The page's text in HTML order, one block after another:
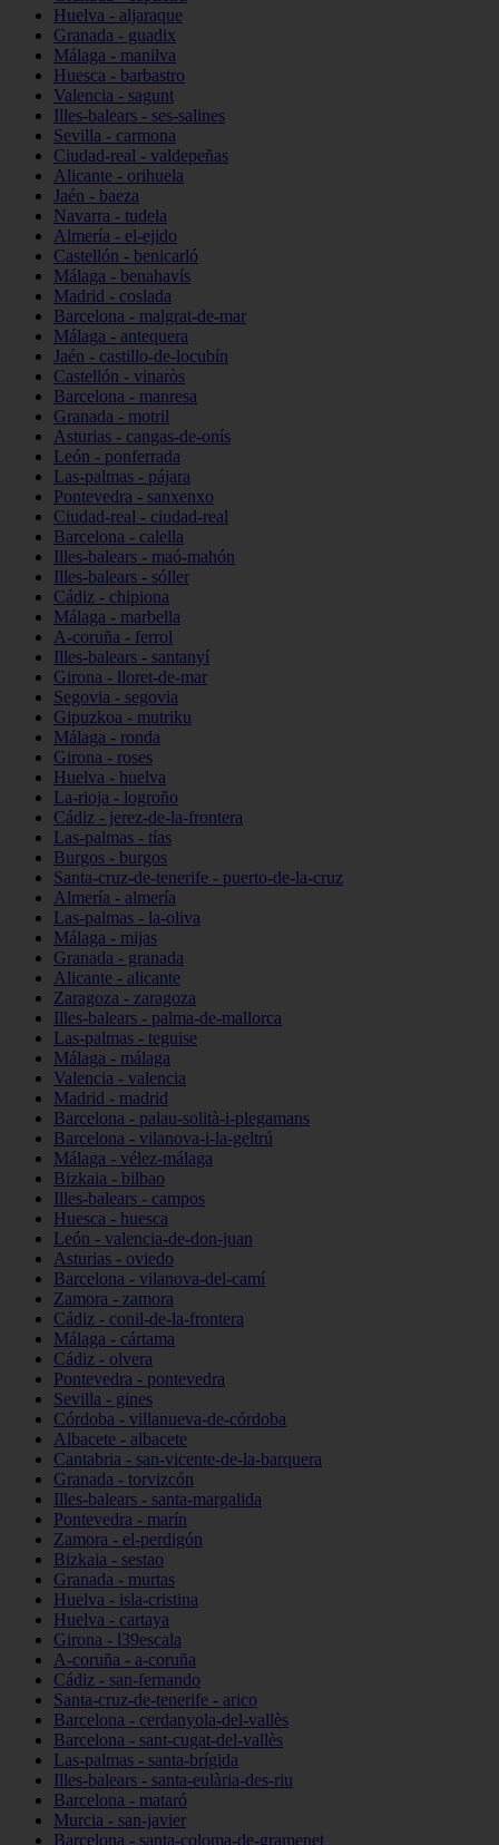
Huelva - aljaraque
Granada - guadix
Málaga - manilva
Huesca - barbastro
Valencia - sagunt
Illes-balears - ses-salines
Sevilla - carmona
Ciudad-real - valdepeñas
Alicante - orihuela
Jaén - baeza
Navarra - tudela
Almería - el-ejido
Castellón - benicarló
Málaga - benahavís
Madrid - coslada
Barcelona - malgrat-de-mar
Málaga - antequera
Jaén - castillo-de-locubín
Castellón - vinaròs
Barcelona - manresa
Granada - motril
Asturias - cangas-de-onís
León - ponferrada
Las-palmas - pájara
Pontevedra - sanxenxo
Ciudad-real - ciudad-real
Barcelona - calella
Illes-balears - maó-mahón
Illes-balears - sóller
Cádiz - chipiona
Málaga - marbella
A-coruña - ferrol
Illes-balears - santanyí
Girona - lloret-de-mar
Segovia - segovia
Gipuzkoa - mutriku
Málaga - ronda
Girona - roses
Huelva - huelva
La-rioja - logroño
Cádiz - jerez-de-la-frontera
Las-palmas - tías
Burgos - burgos
Santa-cruz-de-tenerife - puerto-de-la-cruz
Almería - almería
Las-palmas - la-oliva
Málaga - mijas
Granada - granada
Alicante - alicante
Zaragoza - zaragoza
Illes-balears - palma-de-mallorca
Las-palmas - teguise
Málaga - málaga
Valencia - valencia
Madrid - madrid
Barcelona - palau-solità-i-plegamans
Barcelona - vilanova-i-la-geltrú
Málaga - vélez-málaga
Bizkaia - bilbao
Illes-balears - campos
Huesca - huesca
León - valencia-de-don-juan
Asturias - oviedo
Barcelona - vilanova-del-camí
Zamora - zamora
Cádiz - conil-de-la-frontera
Málaga - cártama
Cádiz - olvera
Pontevedra - pontevedra
Sevilla - gines
Córdoba - villanueva-de-córdoba
Albacete - albacete
Cantabria - san-vicente-de-la-barquera
Granada - torvizcón
Illes-balears - santa-margalida
Pontevedra - marín
Zamora - el-perdigón
Bizkaia - sestao
Granada - murtas
Huelva - isla-cristina
Huelva - cartaya
Girona - l39escala
A-coruña - a-coruña
Cádiz - san-fernando
Santa-cruz-de-tenerife - arico
Barcelona - cerdanyola-del-vallès
Barcelona - sant-cugat-del-vallès
Las-palmas - santa-brígida
Illes-balears - santa-eulària-des-riu
Barcelona - mataró
Murcia - san-javier
Barcelona - santa-coloma-de-gramenet